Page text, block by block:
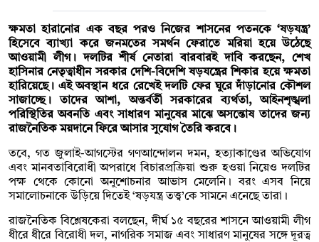
ক্ষমতা হারানোর এক বছর পরও নিজের শাসনের পতনকে ‘ষড়যন্ত্র’
হিসেবে ব্যাখ্যা করে জনমতের সমর্থন ফেরাতে মরিয়া হয়ে উঠেছে
আওয়ামী লীগ। দলটির শীর্ষ নেতারা বারবারই দাবি করছেন, শেখ
হাসিনার নেতৃত্বাধীন সরকার দেশি-বিদেশি ষড়যন্ত্রের শিকার হয়ে ক্ষমতা
হারিয়েছে। এই অবস্থান ধরে রেখেই দলটি ফের ঘুরে দাঁড়ানোর কৌশল
সাজাচ্ছে। তাদের আশা, অন্তর্বর্তী সরকারের ব্যর্থতা, আইনশৃঙ্খলা
পরিস্থিতির অবনতি এবং সাধারণ মানুষের মাঝে অসন্তোষ তাদের জন্য
রাজনৈতিক ময়দানে ফিরে আসার সুযোগ তৈরি করবে।
তবে, গত জুলাই-আগস্টের গণআন্দোলন দমন, হত্যাকাণ্ডের অভিযোগ
এবং মানবতাবিরোধী অপরাধে বিচারপ্রক্রিয়া শুরু হওয়া নিয়েও দলটির
পক্ষ থেকে কোনো অনুশোচনার আভাস মেলেনি। বরং এসব নিয়ে
সমালোচনাকে উড়িয়ে দিতেই ‘ষড়যন্ত্র তত্ত্ব’কে সামনে এনেছে তারা।
রাজনৈতিক বিশ্লেষকেরা বলছেন, দীর্ঘ ১৫ বছরের শাসনে আওয়ামী লীগ
ধীরে ধীরে বিরোধী দল, নাগরিক সমাজ এবং সাধারণ মানুষের সঙ্গে দূরত্ব